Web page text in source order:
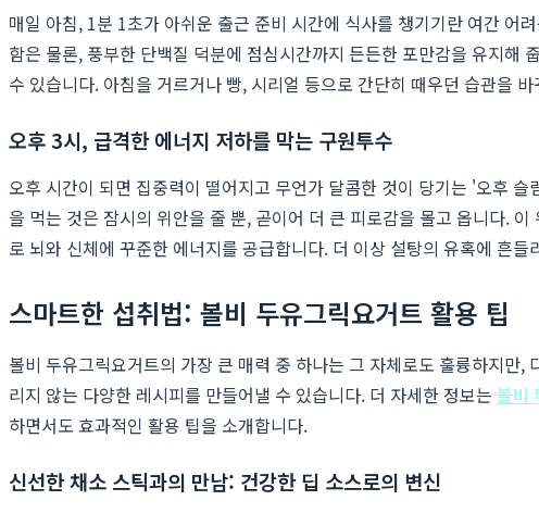
매일 아침, 1분 1초가 아쉬운 출근 준비 시간에 식사를 챙기기란 여간 어
함은 물론, 풍부한 단백질 덕분에 점심시간까지 든든한 포만감을 유지해
수 있습니다. 아침을 거르거나 빵, 시리얼 등으로 간단히 때우던 습관을
오후 3시, 급격한 에너지 저하를 막는 구원투수
오후 시간이 되면 집중력이 떨어지고 무언가 달콤한 것이 당기는 '오후
을 먹는 것은 잠시의 위안을 줄 뿐, 곧이어 더 큰 피로감을 몰고 옵니다. 이
로 뇌와 신체에 꾸준한 에너지를 공급합니다. 더 이상 설탕의 유혹에 흔
스마트한 섭취법: 볼비 두유그릭요거트 활용 팁
볼비 두유그릭요거트의 가장 큰 매력 중 하나는 그 자체로도 훌륭하지만
리지 않는 다양한 레시피를 만들어낼 수 있습니다. 더 자세한 정보는 볼비
하면서도 효과적인 활용 팁을 소개합니다.
신선한 채소 스틱과의 만남: 건강한 딥 소스로의 변신